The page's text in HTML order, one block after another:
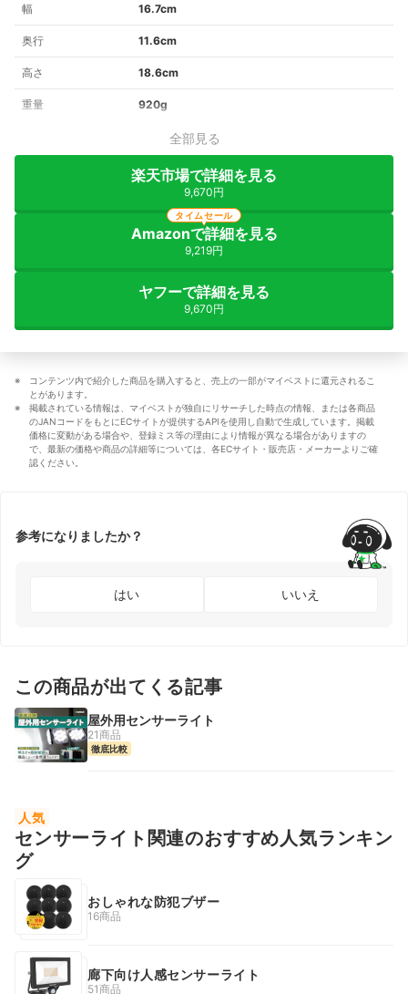
幅 16.7cm
奥行 11.6cm
高さ 18.6cm
重量 920g
全部見る
楽天市場で詳細を見る
9,670円
Amazonで詳細を見る
9,219円
タイムセール
ヤフーで詳細を見る
9,670円
コンテンツ内で紹介した商品を購入すると、売上の一部がマイベストに還元されるこ
とがあります。
掲載されている情報は、マイベストが独自にリサーチした時点の情報、または各商品
のJANコードをもとにECサイトが提供するAPIを使用し自動で生成しています。掲載
価格に変動がある場合や、登録ミス等の理由により情報が異なる場合がありますの
で、最新の価格や商品の詳細等については、各ECサイト・販売店・メーカーよりご確
認ください。
参考になりましたか？
はい いいえ
この商品が出てくる記事
屋外用センサーライト
21商品
徹底比較
人気
センサーライト関連のおすすめ人気ランキン
グ
おしゃれな防犯ブザー
16商品
廊下向け人感センサーライト
51商品